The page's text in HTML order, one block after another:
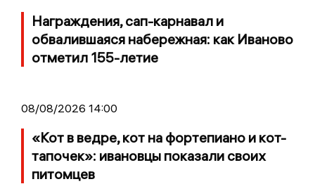
Награждения, сап-карнавал и
обвалившаяся набережная: как Иваново
отметил 155-летие
08/08/2026 14:00
«Кот в ведре, кот на фортепиано и кот-
тапочек»: ивановцы показали своих
питомцев